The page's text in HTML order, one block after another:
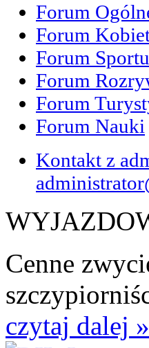
Forum
Forum
Forum Sportu
Forum
Forum
Forum Nauki
Kontakt z
Cenne
czytaj dalej »